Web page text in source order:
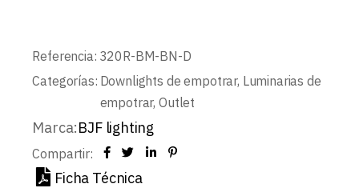
Referencia: 320R-BM-BN-D
Categorías: Downlights de empotrar, Luminarias de
empotrar, Outlet
Marca:BJF lighting
Compartir:
Ficha Técnica